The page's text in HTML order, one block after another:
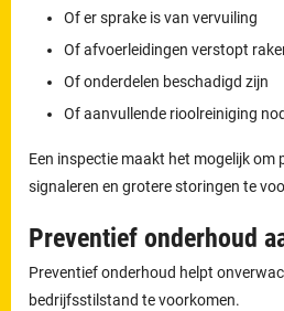
Of er sprake is van vervuiling
Of afvoerleidingen verstopt
Of onderdelen beschadigd zijn
Of aanvullende rioolreiniging
Een inspectie maakt het mogelijk om
signaleren en grotere storingen te
Preventief onderhoud
Preventief onderhoud helpt
bedrijfsstilstand te voorkomen.